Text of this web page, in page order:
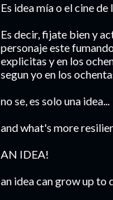
Es idea mía o el cine
Es decir, fijate bien y
personaje este
explicitas y en los
segun yo en los
no se, es solo una idea...
and what's more
AN IDEA!
an idea can grow up to